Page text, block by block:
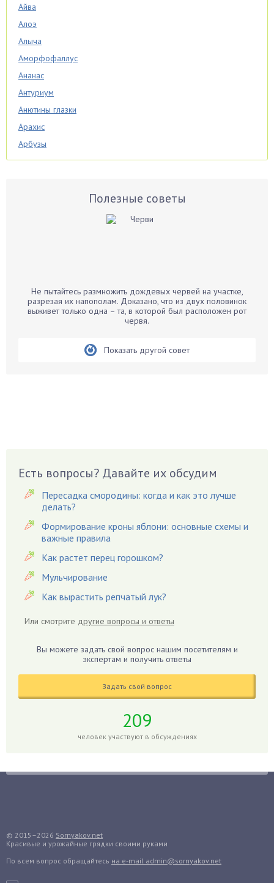
Айва
Алоэ
Алыча
Аморфофаллус
Ананас
Антуриум
Анютины глазки
Арахис
Арбузы
Аспарагус
Бархатцы
Бегония
Вешенки
Виноград
Вредители
Гардения
Гацания
Гвоздики
Георгины
Гиацинт
Гладиолусы
Гранат
Грядки
Гуава
Полезные советы
Не пытайтесь размножить дождевых червей на участке,
разрезая их напополам. Доказано, что из двух половинок
выживет только одна – та, в которой был расположен рот
червя.
Показать другой совет
Есть вопросы? Давайте их обсудим
Пересадка смородины: когда и как это лучше
делать?
Формирование кроны яблони: основные схемы и
важные правила
Как растет перец горошком?
Мульчирование
Как вырастить репчатый лук?
Или смотрите другие вопросы и ответы
Вы можете задать свой вопрос нашим посетителям и
экспертам и получить ответы
Задать свой вопрос
209
человек участвуют в обсуждениях
© 2015–2026 Sornyakov.net
Красивые и урожайные грядки своими руками
По всем вопрос обращайтесь на e-mail admin@sornyakov.net